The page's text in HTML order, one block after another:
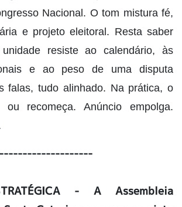
Nacional. O tom mistura fé,
e projeto eleitoral. Resta saber
resiste ao calendário, às
e ao peso de uma disputa
falas, tudo alinhado. Na prática, o
ou recomeça. Anúncio empolga.
- A Assembleia